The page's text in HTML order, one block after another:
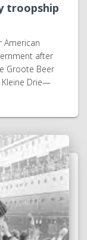
troopship
American
after
Groote Beer
Drie—